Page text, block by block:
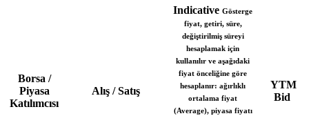
Borsa /
Piyasa
Katılımcısı
Alış / Satış
Indicative Gösterge
fiyat, getiri, süre,
değiştirilmiş süreyi
hesaplamak için
kullanılır ve aşağıdaki
fiyat önceliğine göre
hesaplanır: ağırlıklı
ortalama fiyat
(Average), piyasa fiyatı
YTM
Bid